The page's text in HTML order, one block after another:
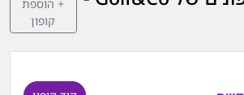
+ הוספת
קופון